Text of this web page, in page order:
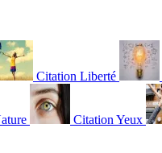
Citation Liberté
Citation Yeux